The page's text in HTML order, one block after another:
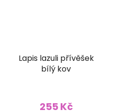
Lapis lazuli přívěšek
bílý kov
255 Kč